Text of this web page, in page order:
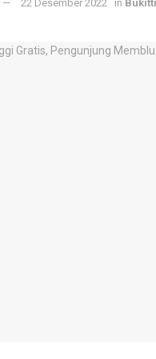
22 Desember 2022 in